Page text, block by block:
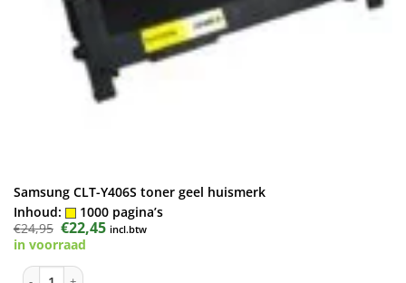
Samsung CLT-Y406S toner geel huismerk
Inhoud:
1000 pagina’s
€24,95 Oorspronkelijke
prijs
was:
€24,95.
€22,45Huidige
prijs
incl.btw
in voorraad
Samsung CLT-Y406S toner geel huismerk aantal